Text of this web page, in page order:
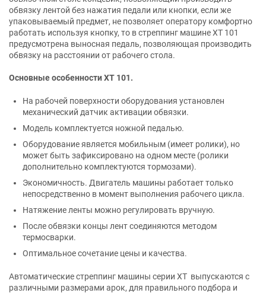
обвязку лентой без нажатия педали или кнопки, если же
упаковываемый предмет, не позволяет оператору комфортно
работать используя кнопку, то в стреппинг машине XT 101
предусмотрена выносная педаль, позволяющая производить
обвязку на расстоянии от рабочего стола.
Основные особенности XT 101.
На рабочей поверхности оборудования установлен
механический датчик активации обвязки.
Модель комплектуется ножной педалью.
Оборудование является мобильным (имеет ролики), но
может быть зафиксировано на одном месте (ролики
дополнительно комплектуются тормозами).
Экономичность. Двигатель машины работает только
непосредственно в момент выполнения рабочего цикла.
Натяжение ленты можно регулировать вручную.
После обвязки концы лент соединяются методом
термосварки.
Оптимальное сочетание цены и качества.
Автоматические стреппинг машины серии XT выпускаются с
различными размерами арок, для правильного подбора и